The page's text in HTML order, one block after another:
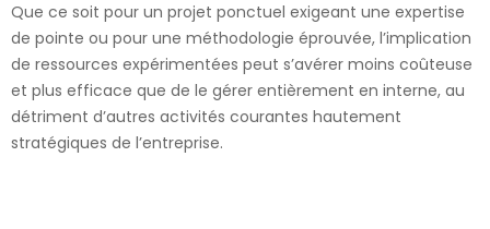
Que ce soit pour un projet ponctuel exigeant une expertise
de pointe ou pour une méthodologie éprouvée, l’implication
de ressources expérimentées peut s’avérer moins coûteuse
et plus efficace que de le gérer entièrement en interne, au
détriment d’autres activités courantes hautement
stratégiques de l’entreprise.